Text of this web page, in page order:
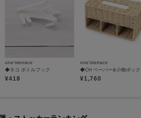
one'sterrace
◆ネコ ボトルフック
¥418
one'sterrace
◆CH ペーパー&小物ボッ
¥1,760